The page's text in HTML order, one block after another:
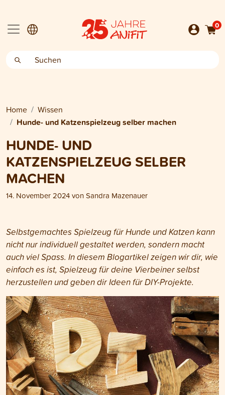
0
Home Wissen
Hunde- und Katzenspielzeug selber machen
HUNDE- UND
KATZENSPIELZEUG SELBER
MACHEN
14. November 2024vonSandra Mazenauer
Selbstgemachtes Spielzeug für Hunde und Katzen kann
nicht nur individuell gestaltet werden, sondern macht
auch viel Spass. In diesem Blogartikel zeigen wir dir, wie
einfach es ist, Spielzeug für deine Vierbeiner selbst
herzustellen und geben dir Ideen für DIY-Projekte.